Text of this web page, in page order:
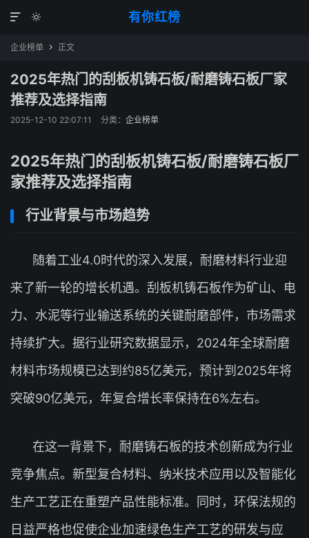
有你红榜


企业榜单  正文
2025年热门的刮板机铸石板/耐磨铸石板厂家
推荐及选择指南
2025-12-10 22:07:11 分类： 企业榜单
2025年热门的刮板机铸石板/耐磨铸石板厂
家推荐及选择指南
行业背景与市场趋势
随着工业4.0时代的深入发展，耐磨材料行业迎
来了新一轮的增长机遇。刮板机铸石板作为矿山、电
力、水泥等行业输送系统的关键耐磨部件，市场需求
持续扩大。据行业研究数据显示，2024年全球耐磨
材料市场规模已达到约85亿美元，预计到2025年将
突破90亿美元，年复合增长率保持在6%左右。
在这一背景下，耐磨铸石板的技术创新成为行业
竞争焦点。新型复合材料、纳米技术应用以及智能化
生产工艺正在重塑产品性能标准。同时，环保法规的
日益严格也促使企业加速绿色生产工艺的研发与应